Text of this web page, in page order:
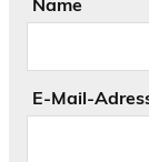
E-Mail-